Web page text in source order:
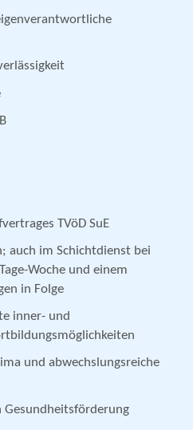
TVöD SuE
auch im Schichtdienst bei
Woche und einem
in Folge
inner- und
und abwechslungsreiche
Gesundheitsförderung